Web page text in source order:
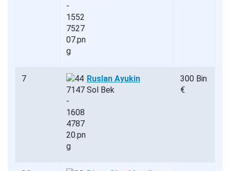
7
Ruslan Ayukin
Sol Bek
300 Bin
€